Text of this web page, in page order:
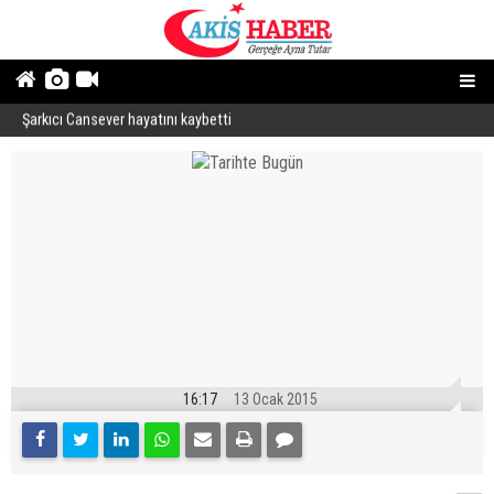
Şarkıcı Cansever hayatını kaybetti
16:17 13 Ocak 2015